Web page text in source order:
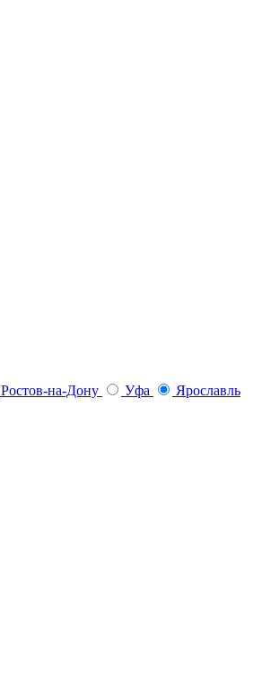
Ростов-на-Дону Уфа Ярославль